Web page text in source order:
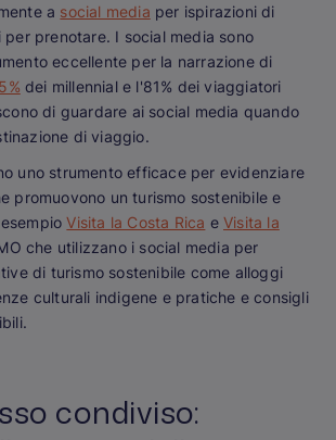
a social media per ispirazioni di
prenotare. I social media sono
eccellente per la narrazione di
dei millennial e l'81% dei viaggiatori
di guardare ai social media quando
di viaggio.
uno strumento efficace per evidenziare
promuovono un turismo sostenibile e
Visita la Costa Rica e Visita la
che utilizzano i social media per
di turismo sostenibile come alloggi
culturali indigene e pratiche e consigli
condiviso: